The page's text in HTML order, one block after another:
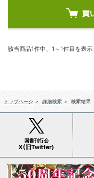
買
該当商品1件中、1～1件目を表示
トップページ ＞ 詳細検索 ＞ 検索結果
国書刊行会
X(旧Twitter)